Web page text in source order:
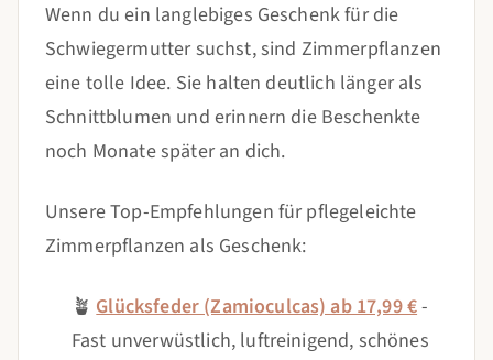
Wenn du ein langlebiges Geschenk für die
Schwiegermutter suchst, sind Zimmerpflanzen
eine tolle Idee. Sie halten deutlich länger als
Schnittblumen und erinnern die Beschenkte
noch Monate später an dich.
Unsere Top-Empfehlungen für pflegeleichte
Zimmerpflanzen als Geschenk:
🪴Glücksfeder (Zamioculcas) ab 17,99 €-
Fast unverwüstlich, luftreinigend, schönes